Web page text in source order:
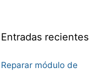
Entradas recientes
Reparar módulo de